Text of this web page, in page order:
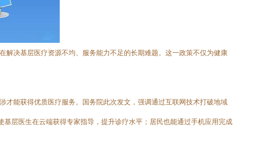
解决基层医疗资源不均、服务能力不足的长期难题。这一政策不仅为健康
能获得优质医疗服务。国务院此次发文，强调通过互联网技术打破地域
层医生在云端获得专家指导，提升诊疗水平；居民也能通过手机应用完成